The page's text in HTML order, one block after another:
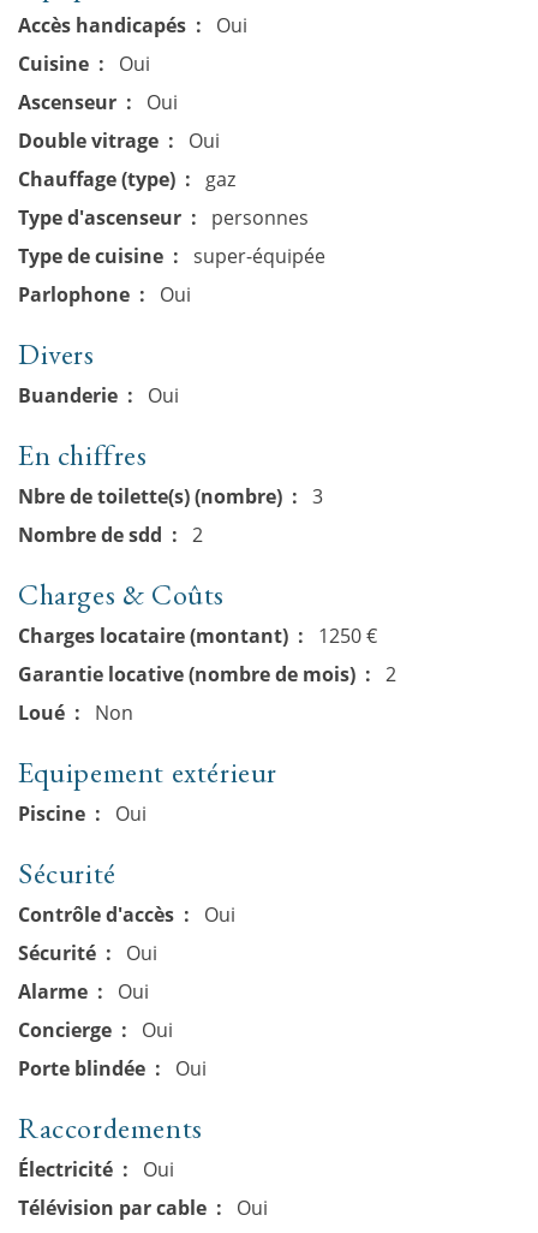
Accès handicapés
Oui
Cuisine
Oui
Ascenseur
Oui
Double vitrage
Oui
Chauffage (type)
gaz
Type d'ascenseur
personnes
Type de cuisine
super-équipée
Parlophone
Oui
Divers
Buanderie Oui
En chiffres
Nbre de toilette(s) (nombre)
3
Nombre de sdd
2
Charges & Coûts
Charges locataire (montant)
1250 €
Garantie locative (nombre de mois)
2
Loué
Non
Equipement extérieur
Piscine Oui
Sécurité
Contrôle d'accès
Oui
Sécurité
Oui
Alarme
Oui
Concierge
Oui
Porte blindée
Oui
Raccordements
Électricité
Oui
Télévision par cable
Oui